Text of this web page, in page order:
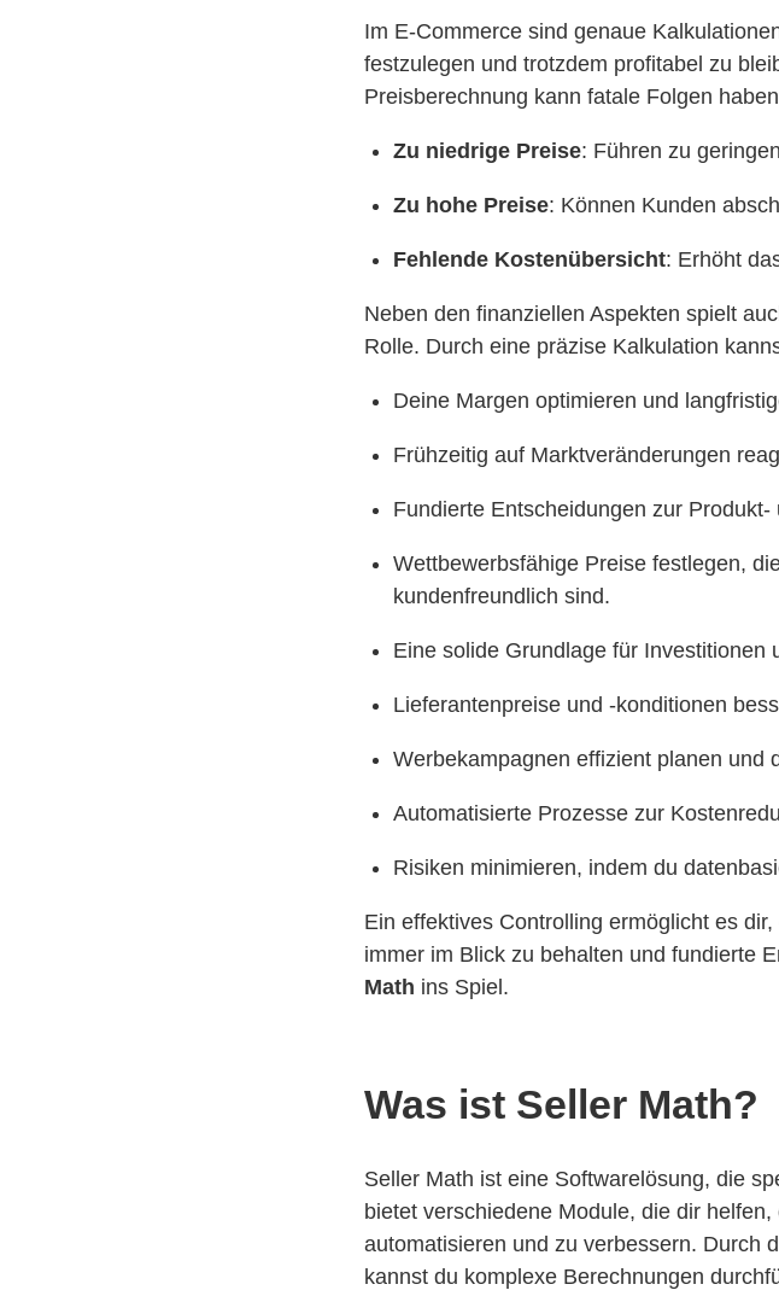
Im E-Commerce sind genaue
festzulegen und trotzdem profitabel zu
Preisberechnung kann fatale Folgen
Zu niedrige Preise: Führen zu
Zu hohe Preise: Können Kunden
Fehlende Kostenübersicht: Erhöht
Neben den finanziellen Aspekten spielt
Rolle. Durch eine präzise Kalkulation
Deine Margen optimieren und
Frühzeitig auf Marktveränderungen
Fundierte Entscheidungen zur
Wettbewerbsfähige Preise festlegen,
kundenfreundlich sind.
Eine solide Grundlage für Investitionen
Lieferantenpreise und -konditionen
Werbekampagnen effizient planen und
Automatisierte Prozesse zur
Risiken minimieren, indem du
Ein effektives Controlling ermöglicht es
immer im Blick zu behalten und fundierte
Math ins Spiel.
Was ist Seller Math?
Seller Math ist eine Softwarelösung, die
bietet verschiedene Module, die dir
automatisieren und zu verbessern. Durch
kannst du komplexe Berechnungen